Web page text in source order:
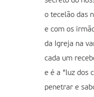
o tecelão das
e com os
da Igreja na
cada um
e é a “luz dos
penetrar e